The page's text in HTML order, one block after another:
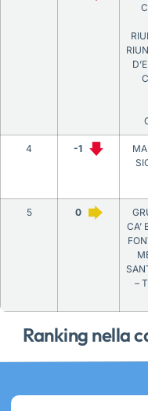
Ranking nella
4 -1
5 0
CA’
–